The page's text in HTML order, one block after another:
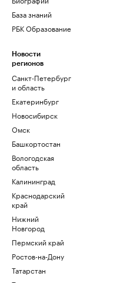
База знаний
РБК Образование
Новости
регионов
Санкт-Петербург
и область
Екатеринбург
Новосибирск
Омск
Башкортостан
Вологодская
область
Калининград
Краснодарский
край
Нижний
Новгород
Пермский край
Ростов-на-Дону
Татарстан